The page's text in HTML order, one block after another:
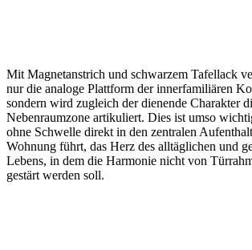
Mit Magnetanstrich und schwarzem Tafellack
nur die analoge Plattform der innerfamiliären
sondern wird zugleich der dienende Charakter
Nebenraumzone artikuliert. Dies ist umso
ohne Schwelle direkt in den zentralen
Wohnung führt, das Herz des alltäglichen und
Lebens, in dem die Harmonie nicht von
gestärt werden soll.